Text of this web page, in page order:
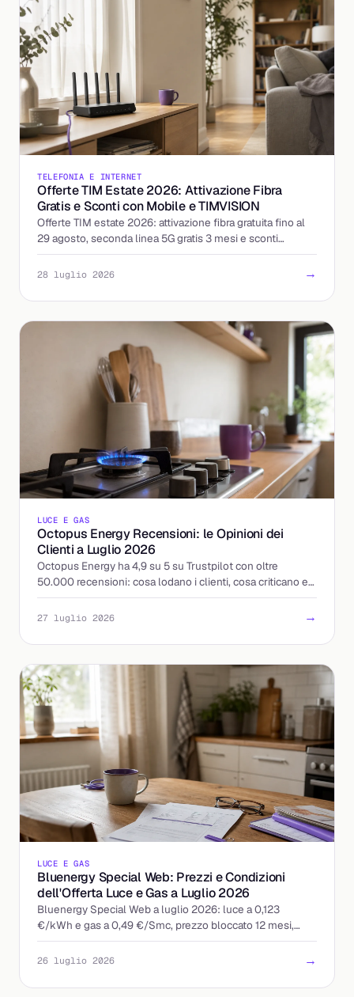
TELEFONIA E INTERNET
Offerte TIM Estate 2026: Attivazione Fibra
Gratis e Sconti con Mobile e TIMVISION
Offerte TIM estate 2026: attivazione fibra gratuita fino al
29 agosto, seconda linea 5G gratis 3 mesi e sconti
abbinando mobile e TIMVISION. I dettagli.
28 luglio 2026 →
LUCE E GAS
Octopus Energy Recensioni: le Opinioni dei
Clienti a Luglio 2026
Octopus Energy ha 4,9 su 5 su Trustpilot con oltre
50.000 recensioni: cosa lodano i clienti, cosa criticano e
come leggere le opinioni prima di attivare.
27 luglio 2026 →
LUCE E GAS
Bluenergy Special Web: Prezzi e Condizioni
dell'Offerta Luce e Gas a Luglio 2026
Bluenergy Special Web a luglio 2026: luce a 0,123
€/kWh e gas a 0,49 €/Smc, prezzo bloccato 12 mesi,
quota fissa 9 €/mese. Ecco a chi conviene davvero.
26 luglio 2026 →